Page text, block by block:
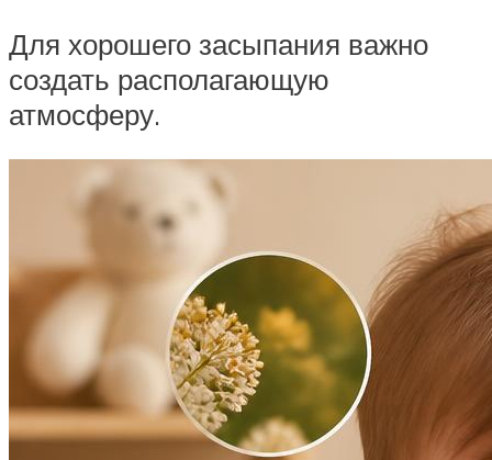
Для хорошего засыпания важно
создать располагающую
атмосферу.